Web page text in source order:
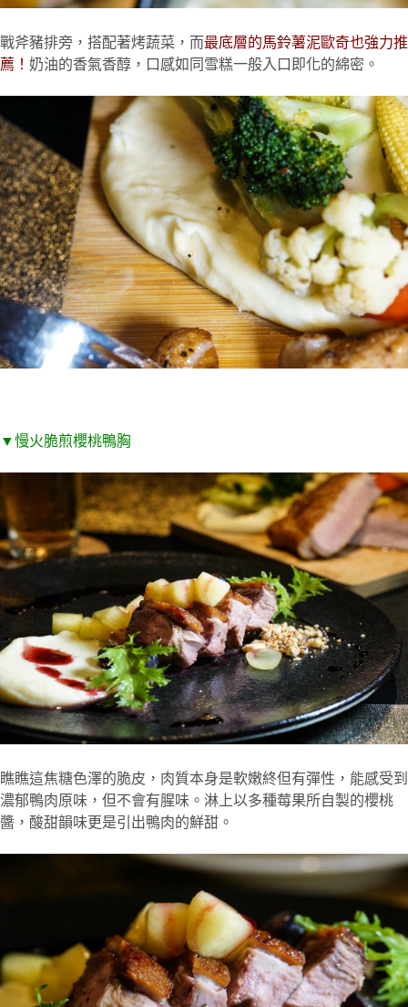
戰斧豬排旁，搭配著烤蔬菜，而最底層的馬鈴薯泥歐奇也強力推
薦！ 奶油的香氣香醇，口感如同雪糕一般入口即化的綿密。
▼慢火脆煎櫻桃鴨胸
瞧瞧這焦糖色澤的脆皮，肉質本身是軟嫩終但有彈性，能感受到
濃郁鴨肉原味，但不會有腥味。淋上以多種莓果所自製的櫻桃
醬，酸甜韻味更是引出鴨肉的鮮甜。